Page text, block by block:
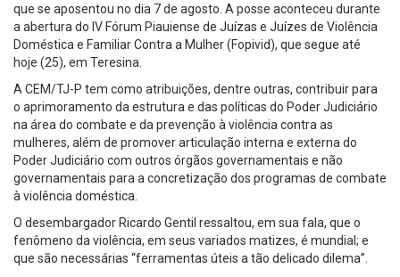
que se aposentou no dia 7 de agosto. A posse aconteceu durante
a abertura do IV Fórum Piauiense de Juízas e Juízes de Violência
Doméstica e Familiar Contra a Mulher (Fopivid), que segue até
hoje (25), em Teresina.
A CEM/TJ-P tem como atribuições, dentre outras, contribuir para
o aprimoramento da estrutura e das políticas do Poder Judiciário
na área do combate e da prevenção à violência contra as
mulheres, além de promover articulação interna e externa do
Poder Judiciário com outros órgãos governamentais e não
governamentais para a concretização dos programas de combate
à violência doméstica.
O desembargador Ricardo Gentil ressaltou, em sua fala, que o
fenômeno da violência, em seus variados matizes, é mundial; e
que são necessárias “ferramentas úteis a tão delicado dilema”.